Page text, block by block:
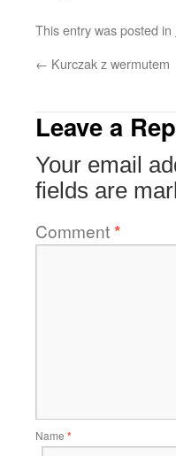
This entry was posted in
← Kurczak z wermutem
Leave a
Your email
fields are
Comment*
Name *